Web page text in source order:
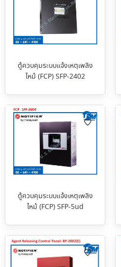
ตู้ควบคุมระบบแจ้งเหตุเพลิง
ไหม้ (FCP) SFP-2402
ตู้ควบคุมระบบแจ้งเหตุเพลิง
ไหม้ (FCP) SFP-5ud